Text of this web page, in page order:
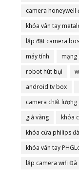
camera honeywell
khóa vân tay
lắp đặt camera
máy tính
mạng
robot hút bụi
android tv box
camera chất lượng
giá vàng
khóa
khóa cửa philips
khóa vân tay
lắp camera wifi Đà